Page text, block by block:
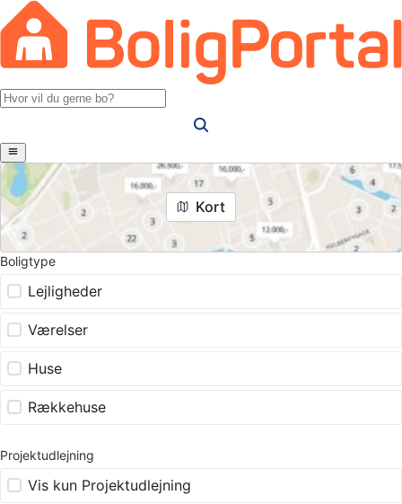
Kort
Boligtype
Lejligheder
Værelser
Huse
Rækkehuse
Projektudlejning
Vis kun Projektudlejning